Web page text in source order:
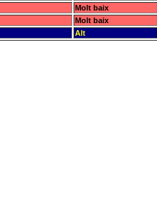
Molt baix
Molt baix
Alt